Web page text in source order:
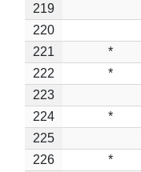
219
220
221
*
222
*
223
224
*
225
226
*